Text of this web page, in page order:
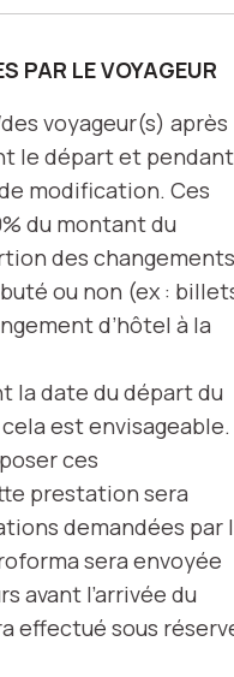
PAR LE VOYAGEUR
voyageur(s) après
le départ et pendant
modification. Ces
du montant du
des changements
ou non (ex :
d’hôtel à la
la date du départ du
est envisageable.
ces
prestation sera
demandées par
sera envoyée
avant l’arrivée du
effectué sous